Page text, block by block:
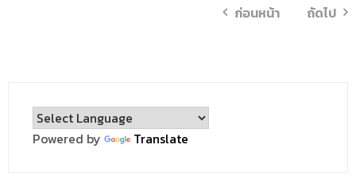
ก่อนหน้า ถัดไป
Powered by Translate